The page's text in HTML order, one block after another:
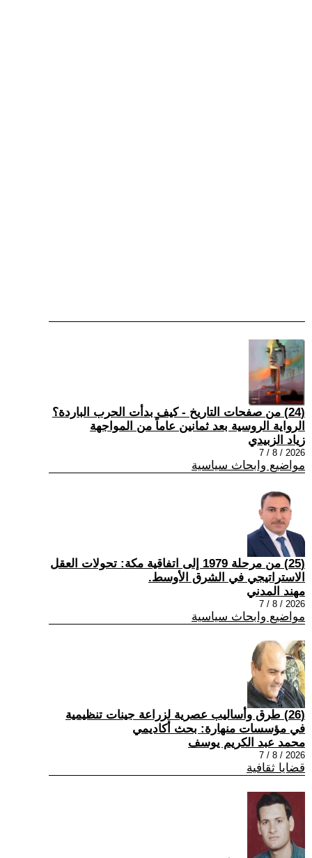
(24) من صفحات التاريخ - كيف بدأت الحرب الباردة؟
الرواية الروسية بعد ثمانين عاماً من المواجهة
زياد الزبيدي
2026 / 8 / 7
مواضيع وابحاث سياسية
(25) من مرحلة 1979 إلى اتفاقية مكة: تحولات العقل
الاستراتيجي في الشرق الأوسط.
مهند المدني
2026 / 8 / 7
مواضيع وابحاث سياسية
(26) طرق وأساليب عصرية لزراعة جينات تنظيمية
في مؤسسات منهارة: بحث أكاديمي
محمد عبد الكريم يوسف
2026 / 8 / 7
قضايا ثقافية